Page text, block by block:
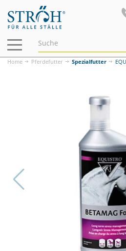
Navigation
ein-/ausblenden
Home Pferdefutter Spezialfutter